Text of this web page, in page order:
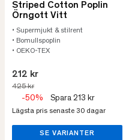
Striped Cotton Poplin
Örngott Vitt
• Supermjukt & stilrent
• Bomullspoplin
• OEKO-TEX
212 kr
425 kr
-50% Spara 213 kr
Lägsta pris senaste 30 dagar
SE VARIANTER